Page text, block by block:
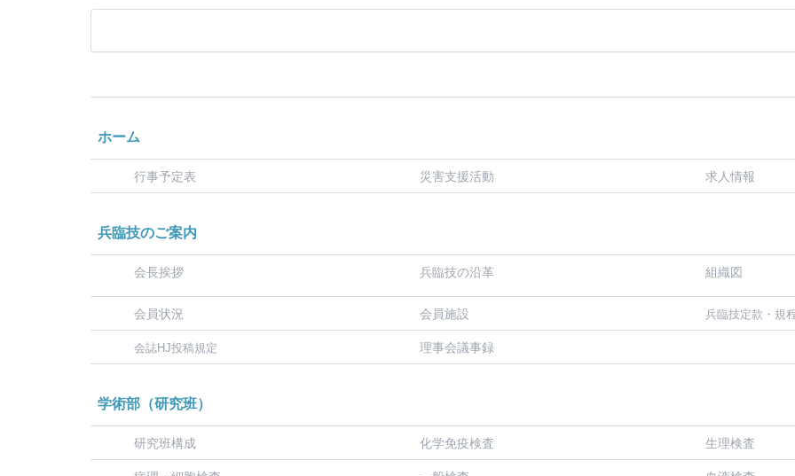
ホーム
行事予定表 災害支援活動 求人情報
兵臨技のご案内
会長挨拶 兵臨技の沿革 組織図
会員状況 会員施設 兵臨技定款・規
会誌HJ投稿規定 理事会議事録
学術部（研究班）
研究班構成 化学免疫検査
生理検査